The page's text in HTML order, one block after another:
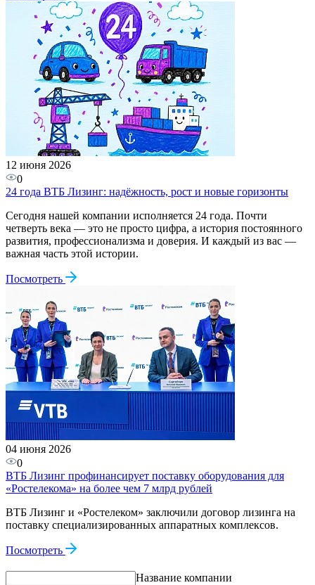
12 июня 2026
0
24 года ВТБ Лизинг: надёжность, рост и новые горизонты
Сегодня нашей компании исполняется 24 года. Почти
четверть века — это не просто цифра, а история постоянного
развития, профессионализма и доверия. И каждый из вас —
важная часть этой истории.
Посмотреть
04 июня 2026
0
ВТБ Лизинг профинансирует поставку оборудования для
«Ростелекома» на более чем 7 млрд рублей
ВТБ Лизинг и «Ростелеком» заключили договор лизинга на
поставку специализированных аппаратных комплексов.
Посмотреть
Название компании